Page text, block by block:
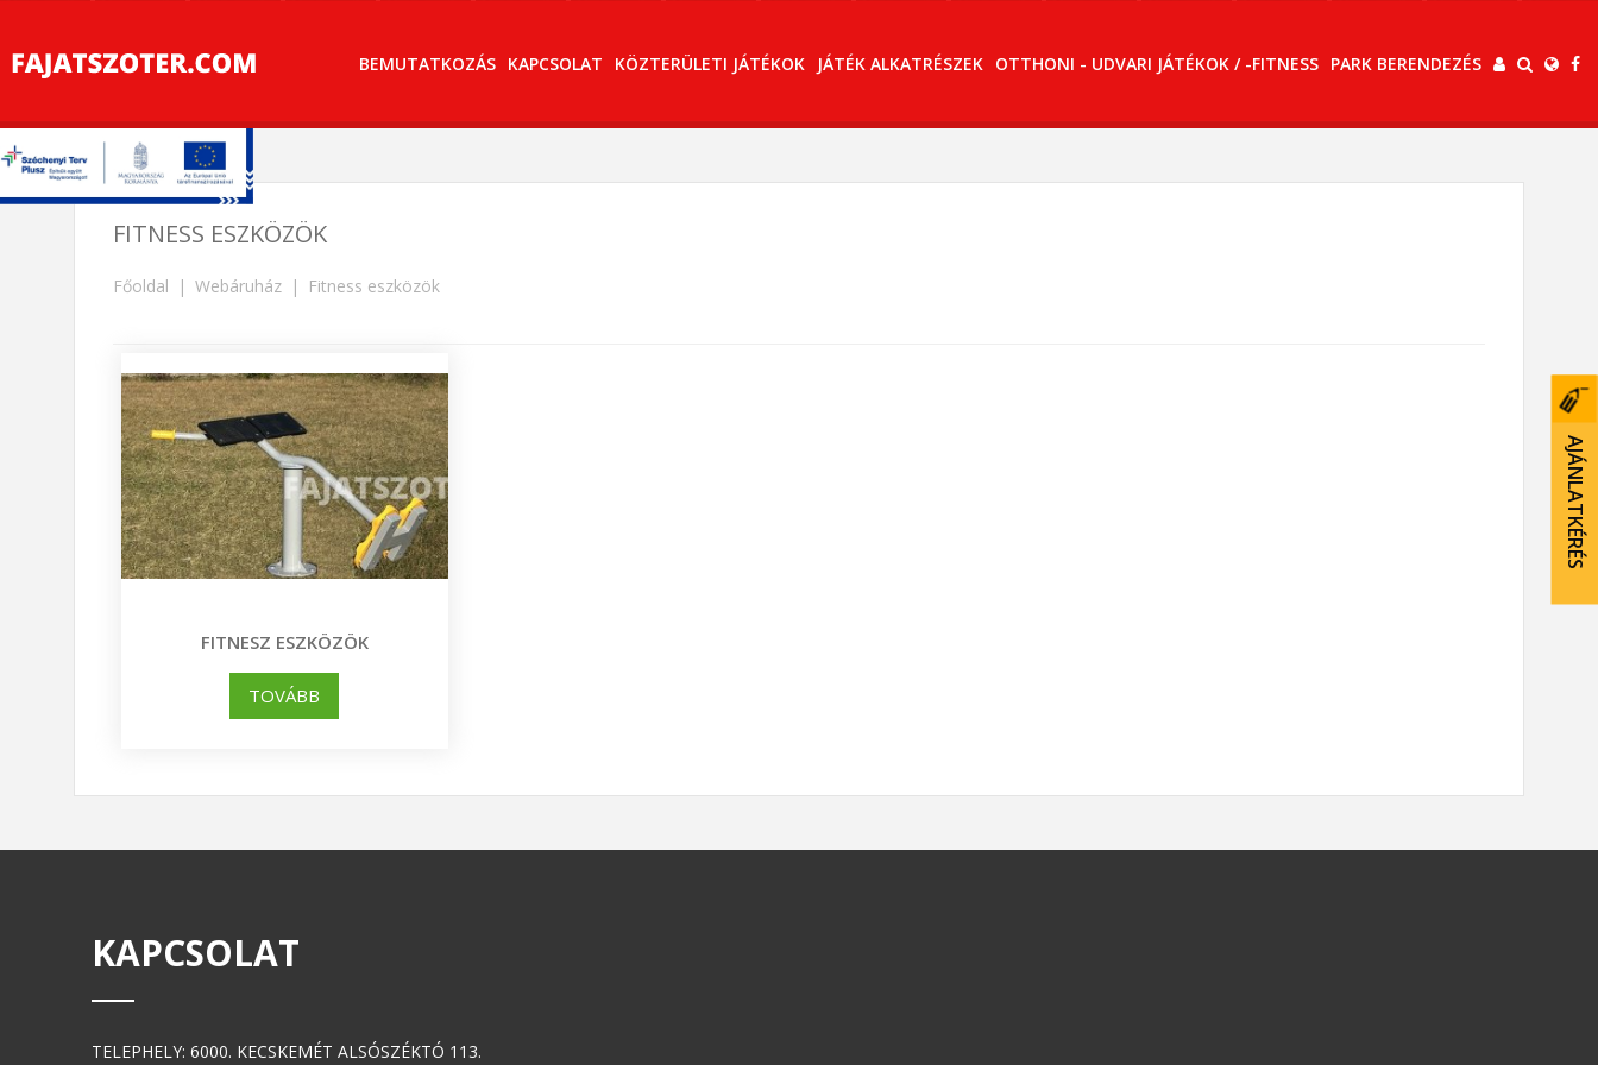
BEMUTATKOZÁS KAPCSOLAT KÖZTERÜLETI JÁTÉKOK JÁTÉK ALKATRÉSZEK OTTHONI - UDVARI JÁTÉKOK / -FITNESS PARK BERENDEZÉS
AJÁNLATKÉRÉS
FITNESS ESZKÖZÖK
Főoldal Webáruház Fitness eszközök
FITNESZ ESZKÖZÖK
TOVÁBB
KAPCSOLAT
TELEPHELY: 6000. KECSKEMÉT ALSÓSZÉKTÓ 113.